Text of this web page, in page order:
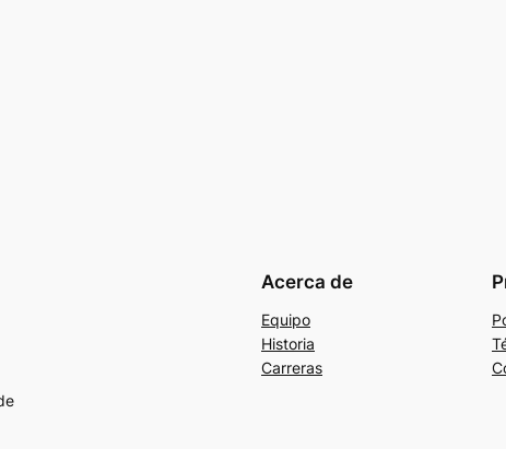
Acerca de
Equipo
Historia
Carreras